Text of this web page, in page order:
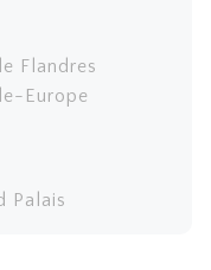
Flandres
Europe
Palais